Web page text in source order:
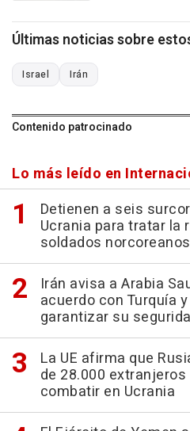
Últimas noticias sobre
Israel Irán
Contenido patrocinado
Lo más leído en
Detienen a seis
Ucrania para tratar la
soldados norcoreanos
Irán avisa a Arabia
acuerdo con Turquía
garantizar su
La UE afirma que
de 28.000
combatir en Ucrania